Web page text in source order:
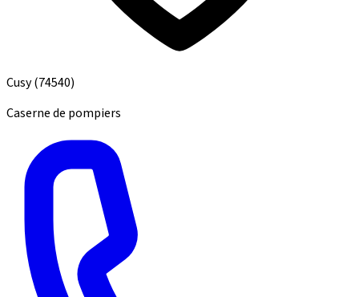
Cusy(74540)
Caserne de pompiers